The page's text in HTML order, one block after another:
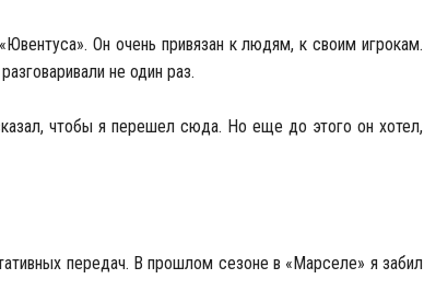
Он очень привязан к людям, к своим игрокам.
не один раз.
чтобы я перешел сюда. Но еще до этого он хотел,
передач. В прошлом сезоне в «Марселе» я забил